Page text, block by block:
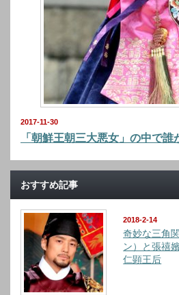
2017-11-30
「朝鮮王朝三大悪女」の中で誰
おすすめ記事
2018-2-14
奇妙な三角
ン）と張禧
仁顕王后